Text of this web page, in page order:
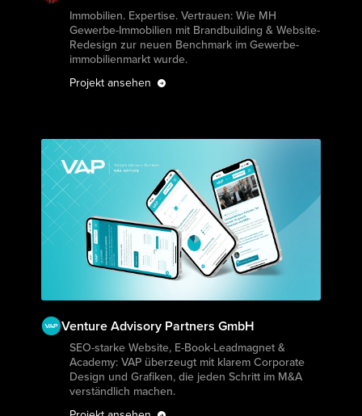
Projekt ansehen
Immobilien. Expertise. Vertrauen: Wie MH
Gewerbe-Immobilien mit Brandbuilding & Website-
Redesign zur neuen Benchmark im Gewerbe­
immobilien­markt wurde.
Projekt ansehen
Projekt ansehen
Venture Advisory Partners GmbH
SEO-starke Website, E-Book-Leadmagnet &
Academy: VAP überzeugt mit klarem Corporate
Design und Grafiken, die jeden Schritt im M&A
verständlich machen.